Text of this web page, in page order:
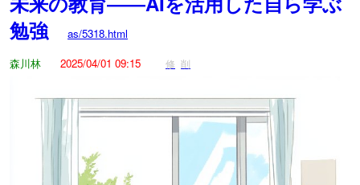
勉強
as/5318.html
森川林
2025/04/01 09:15 修 削